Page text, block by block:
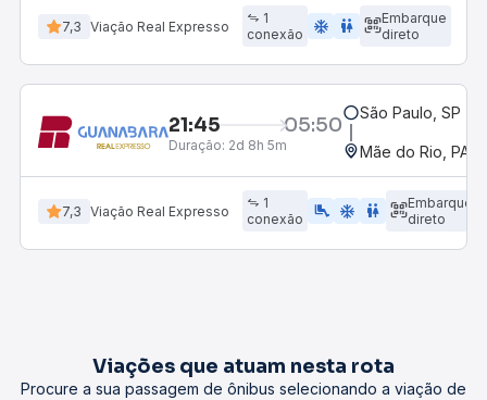
7,3 Viação Real Expresso
1
conexão
ac_unit wc
Embarque
direto
21:45 05:50
Duração: 2d 8h 5m
São Paulo, SP -
Mãe do Rio, PA
7,3 Viação Real Expresso
1
conexão
airline_seat_legroom_extra ac_unit WC
Embarque
direto
Viações que atuam nesta rota
Procure a sua passagem de ônibus selecionando a viação de